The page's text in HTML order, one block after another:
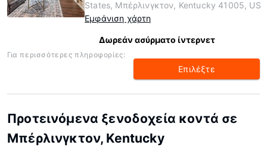
States, Μπέρλινγκτον, Kentucky 41005, US
Εμφάνιση χάρτη
Δωρεάν ασύρματο ίντερνετ
Για περισσότερες πληροφορίες:
Επιλέξτε
Προτεινόμενα ξενοδοχεία κοντά σε
Μπέρλινγκτον, Kentucky